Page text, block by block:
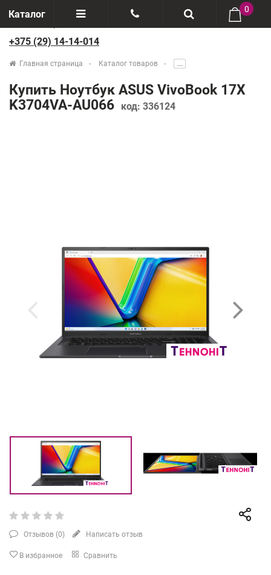
Каталог
Отзывы
Производители
+375(29) 888-44-44
0
+375 (29) 14-14-014
Главная страница Каталог товаров .....
Купить Ноутбук ASUS VivoBook 17X
K3704VA-AU066
код: 336124
Отзывов (0) Написать отзыв
В избранное Сравнить